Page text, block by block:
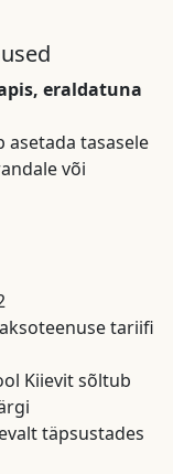
eraldatuna
tasasele
või
tariifi
Kiievit sõltub
täpsustades